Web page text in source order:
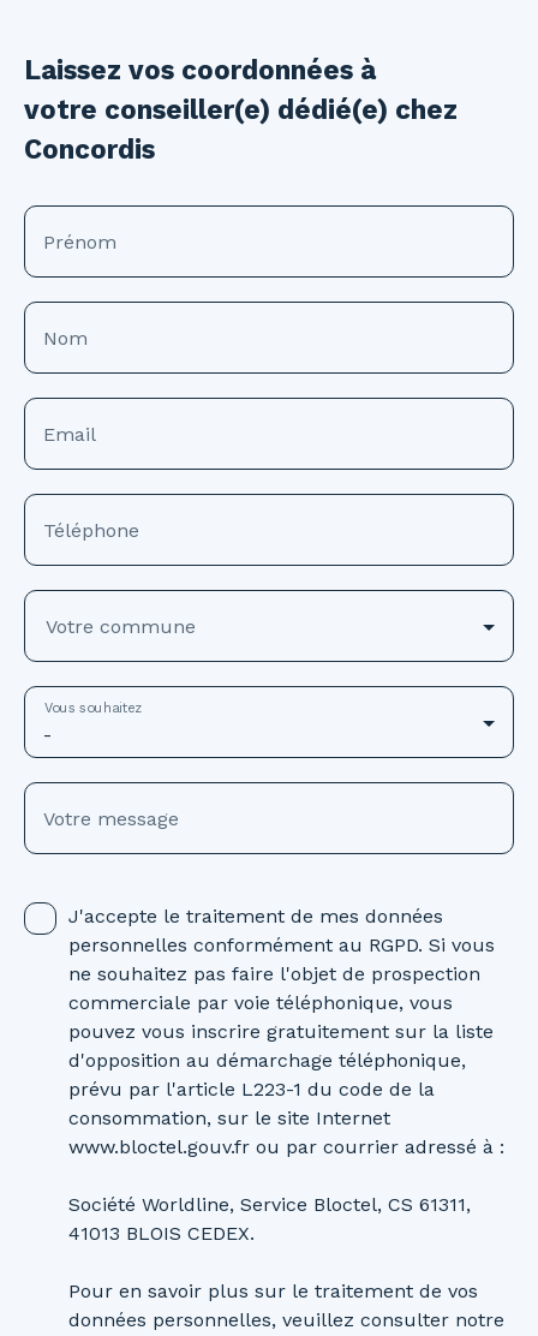
Laissez vos coordonnées à
votre conseiller(e) dédié(e) chez
Concordis
Prénom
Nom
Email
Téléphone
Votre commune
-
Vous souhaitez
Votre message
J'accepte le traitement de mes données
personnelles conformément au RGPD. Si vous
ne souhaitez pas faire l'objet de prospection
commerciale par voie téléphonique, vous
pouvez vous inscrire gratuitement sur la liste
d'opposition au démarchage téléphonique,
prévu par l'article L223-1 du code de la
consommation, sur le site Internet
www.bloctel.gouv.fr ou par courrier adressé à :
Société Worldline, Service Bloctel, CS 61311,
41013 BLOIS CEDEX.
Pour en savoir plus sur le traitement de vos
données personnelles, veuillez consulter notre